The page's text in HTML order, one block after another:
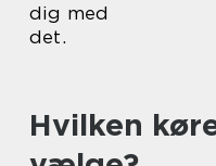
dig med
det.
Hvilken